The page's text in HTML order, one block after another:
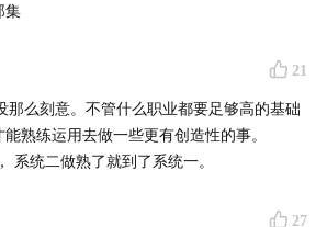
那些习以为常的事（观念）或者全盘接受
与其他知识点连接成网络才有意义；
集
21
那么刻意。不管什么职业都要足够高的基础
熟练运用去做一些更有创造性的事。
系统二做熟了就到了系统一。
27